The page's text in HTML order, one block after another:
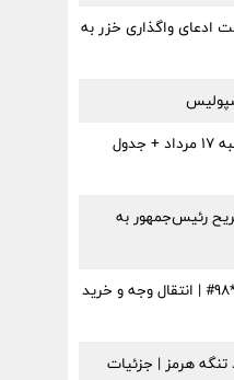
ادعای واگذاری خزر به
جزئیات ثبت‌نام کوییک S سایپا از شنبه ۱۷ مرداد + جدول
رئیس‌جمهور به
نحوه فعال‌سازی کیف پول ایران با کد *98# | انتقال وجه و خرید
تنگه هرمز | جزئیات